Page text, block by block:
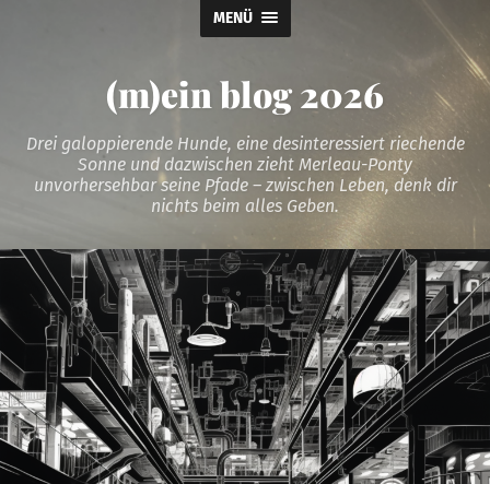
MENÜ
(m)ein blog 2026
Drei galoppierende Hunde, eine desinteressiert riechende
Sonne und dazwischen zieht Merleau-Ponty
unvorhersehbar seine Pfade – zwischen Leben, denk dir
nichts beim alles Geben.